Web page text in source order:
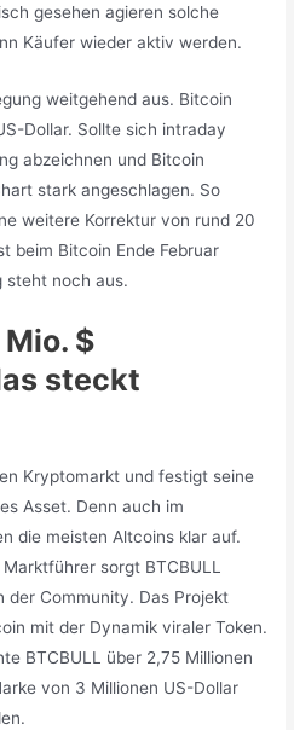
gesehen agieren solche
Käufer wieder aktiv werden.
weitgehend aus. Bitcoin
Dollar. Sollte sich intraday
abzeichnen und Bitcoin
stark angeschlagen. So
weitere Korrektur von rund 20
beim Bitcoin Ende Februar
steht noch aus.
Mio. $
steckt
Kryptomarkt und festigt seine
Asset. Denn auch im
die meisten Altcoins klar auf.
sorgt BTCBULL
der Community. Das Projekt
mit der Dynamik viraler Token.
BTCBULL über 2,75 Millionen
von 3 Millionen US-Dollar